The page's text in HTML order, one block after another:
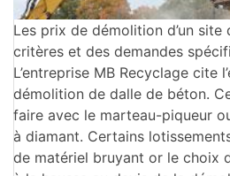
Les prix de démolition d’un
critères et des demandes
L’entreprise MB Recyclage cite
démolition de dalle de béton.
faire avec le marteau-piqueur
à diamant. Certains
de matériel bruyant or le choix